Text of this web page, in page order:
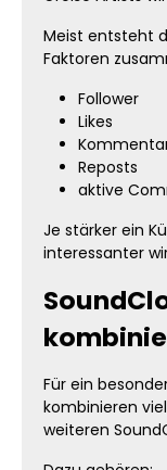
Meist entsteht
Faktoren
Follower
Likes
Reposts
aktive
Je stärker ein
interessanter
Für ein
kombinieren
weiteren